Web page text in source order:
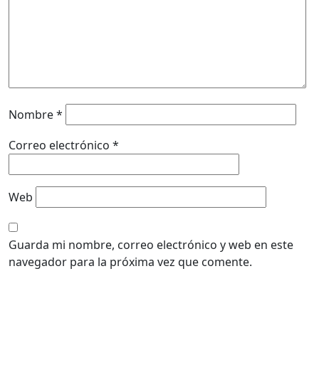
Nombre*
Correo electrónico *
Web
Guarda mi nombre, correo electrónico y web en este
navegador para la próxima vez que comente.